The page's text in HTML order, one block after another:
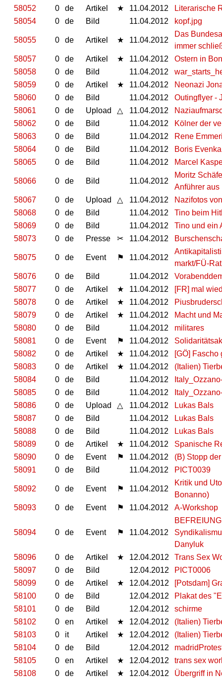
58052
0 de Artikel ★ 11.04.2012
Literarische
58054
0 de Bild 11.04.2012 kopf.jpg
58055 0 de Artikel ★ 11.04.2012
Das
immer
58057
0 de Artikel ★ 11.04.2012
Ostern in
58058
0 de Bild 11.04.2012
58059
0 de Artikel ★ 11.04.2012
Neonazi
58060
0 de Bild 11.04.2012
Outingflyer -
58061
0 de Upload △ 11.04.2012
58062
0 de Bild 11.04.2012
Kölner der
58063
0 de Bild 11.04.2012
Rene
58064
0 de Bild 11.04.2012
Boris
58065
0 de Bild 11.04.2012 Marcel
58066 0 de Bild 11.04.2012
Moritz
Anführer aus
58067
0 de Upload △ 11.04.2012
Nazifotos
58068
0 de Bild 11.04.2012
Tino beim
58069
0 de Bild 11.04.2012
Tino und ein
58073
0 de Presse ✂ 11.04.2012
58075 0 de Event ⚑ 11.04.2012
markt/FÜ-​
58076
0 de Bild 11.04.2012
58077
0 de Artikel ★ 11.04.2012
[FR] mal
58078
0 de Artikel ★ 11.04.2012
58079
0 de Artikel ★ 11.04.2012
Macht und
58080
0 de Bild 11.04.2012
militares
58081
0 de Event ⚑ 11.04.2012
58082
0 de Artikel ★ 11.04.2012
[GÖ] Fascho
58083
0 de Artikel ★ 11.04.2012
(Italien)
58084
0 de Bild 11.04.2012
58085
0 de Bild 11.04.2012
58086
0 de Upload △ 11.04.2012
Lukas Bals
58087
0 de Bild 11.04.2012
Lukas Bals
58088
0 de Bild 11.04.2012
Lukas Bals
58089
0 de Artikel ★ 11.04.2012
Spanische
58090
0 de Event ⚑ 11.04.2012
(B) Stopp
58091
0 de Bild 11.04.2012 PICT0039
58092 0 de Event ⚑ 11.04.2012
Kritik und
Bonanno)
58093
0 de Event ⚑ 11.04.2012 A-Workshop
58094 0 de Event ⚑ 11.04.2012
Danyluk
58096
0 de Artikel ★ 12.04.2012
Trans Sex
58097
0 de Bild 12.04.2012
PICT0006
58099
0 de Artikel ★ 12.04.2012
[Potsdam]
58100
0 de Bild 12.04.2012
Plakat des
58101
0 de Bild 12.04.2012
schirme
58102
0 en Artikel ★ 12.04.2012
(Italien)
58103
0 it Artikel ★ 12.04.2012
(Italien)
58104
0 de Bild 12.04.2012
58105
0 en Artikel ★ 12.04.2012
trans sex
58108
0 de Artikel ★ 12.04.2012
Übergriff in